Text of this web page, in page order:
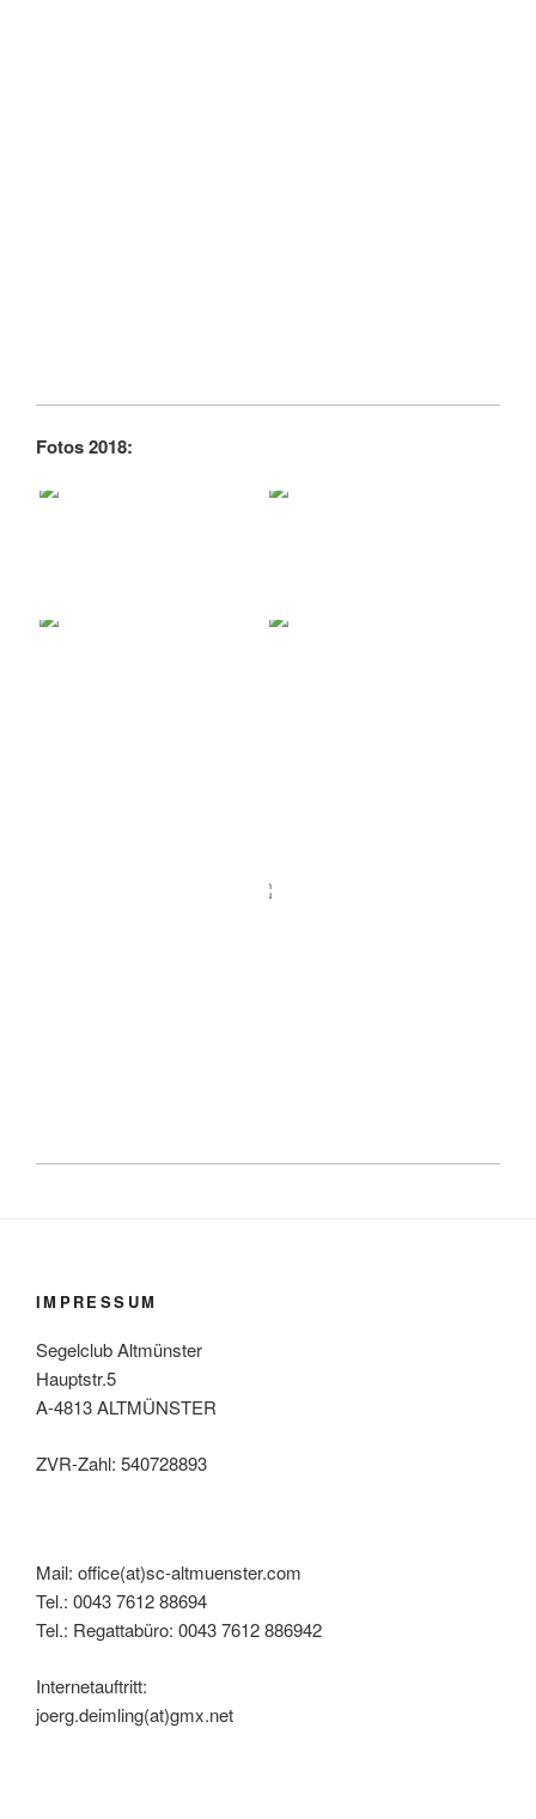
Fotos 2018:
IMPRESSUM
Segelclub Altmünster
Hauptstr.5
A-4813 ALTMÜNSTER
ZVR-Zahl: 540728893
Mail: office(at)sc-altmuenster.com
Tel.: 0043 7612 88694
Tel.: Regattabüro: 0043 7612 886942
Internetauftritt:
joerg.deimling(at)gmx.net